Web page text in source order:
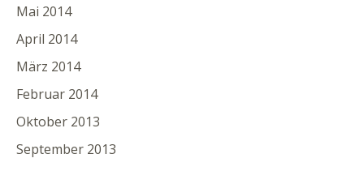
Mai 2014
April 2014
März 2014
Februar 2014
Oktober 2013
September 2013